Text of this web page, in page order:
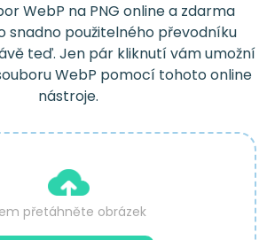
WebP na PNG online a zdarma
snadno použitelného převodníku
teď. Jen pár kliknutí vám umožní
WebP pomocí tohoto online
nástroje.
přetáhněte obrázek